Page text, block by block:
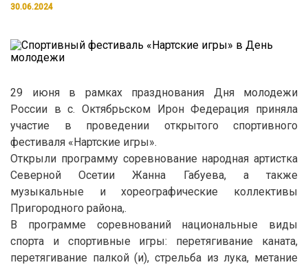
30.06.2024
29 июня в рамках празднования Дня молодежи
России в с. Октябрьском Ирон Федерация приняла
участие в проведении открытого спортивного
фестиваля «Нартские игры».
Открыли программу соревнование народная артистка
Северной Осетии Жанна Габуева, а также
музыкальные и хореографические коллективы
Пригородного района,.
В программе соревнований национальные виды
спорта и спортивные игры: перетягивание каната,
перетягивание палкой (и), стрельба из лука, метание